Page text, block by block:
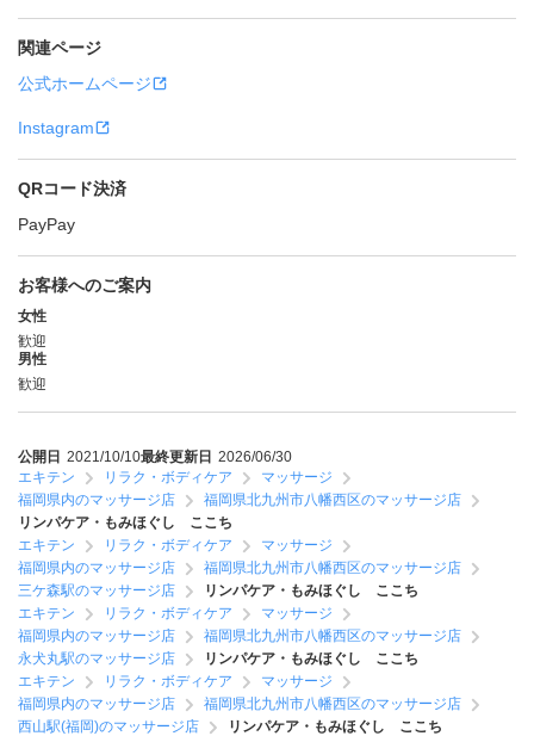
関連ページ
公式ホームページ
Instagram
QRコード決済
PayPay
お客様へのご案内
女性
歓迎
男性
歓迎
公開日 2021/10/10最終更新日 2026/06/30
エキテン
リラク・ボディケア
マッサージ
福岡県内のマッサージ店
福岡県北九州市八幡西区のマッサージ店
リンパケア・もみほぐし ここち
エキテン
リラク・ボディケア
マッサージ
福岡県内のマッサージ店
福岡県北九州市八幡西区のマッサージ店
三ケ森駅のマッサージ店
リンパケア・もみほぐし ここち
エキテン
リラク・ボディケア
マッサージ
福岡県内のマッサージ店
福岡県北九州市八幡西区のマッサージ店
永犬丸駅のマッサージ店
リンパケア・もみほぐし ここち
エキテン
リラク・ボディケア
マッサージ
福岡県内のマッサージ店
福岡県北九州市八幡西区のマッサージ店
西山駅(福岡)のマッサージ店
リンパケア・もみほぐし ここち